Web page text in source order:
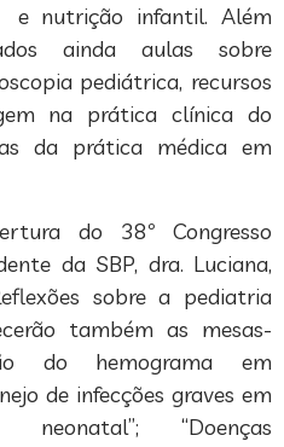
e nutrição infantil. Além
ainda aulas sobre
pediátrica, recursos
na prática clínica do
da prática médica em
do 38º Congresso
da SBP, dra. Luciana,
sobre a pediatria
também as mesas-
do hemograma em
de infecções graves em
neonatal”; “Doenças